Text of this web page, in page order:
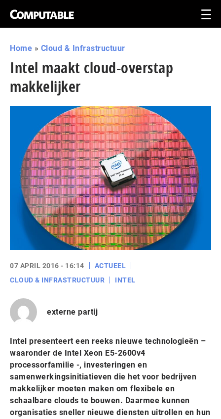
Home » Cloud & Infrastructuur
Intel maakt cloud-overstap
makkelijker
07 APRIL 2016 - 16:14
ACTUEEL
CLOUD & INFRASTRUCTUUR
INTEL
externe partij
Intel presenteert een reeks nieuwe technologieën –
waaronder de Intel Xeon E5-2600v4
processorfamilie -, investeringen en
samenwerkingsinitiatieven die het voor bedrijven
makkelijker moeten maken om flexibele en
schaalbare clouds te bouwen. Daarmee kunnen
organisaties sneller nieuwe diensten uitrollen en hun